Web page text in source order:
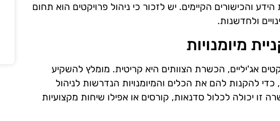
והכישורים הקיימים. יש לזכור כי ניהול פרויקטים הוא תחום
ולחדשנות.
מיומנויות
אג'יליים, הכשרת הצוותים היא קריטית. מומלץ להשקיע
להקנות להם את הכלים והמיומנויות הנדרשות לניהול
זו יכולה לכלול סדנאות, קורסים או אפילו שיחות מקצועיות